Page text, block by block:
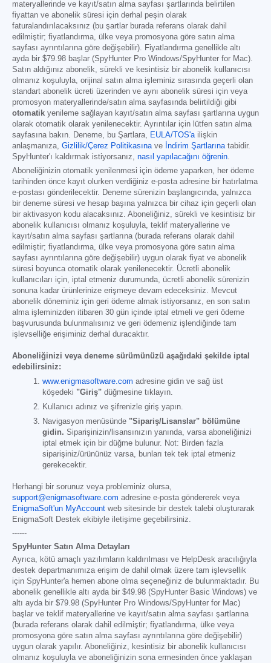
materyallerinde ve kayıt/satın alma sayfası şartlarında belirtilen
fiyattan ve abonelik süresi için derhal peşin olarak
faturalandırılacaksınız (bu şartlar burada referans olarak dahil
edilmiştir; fiyatlandırma, ülke veya promosyona göre satın alma
sayfası ayrıntılarına göre değişebilir). Fiyatlandırma genellikle altı
ayda bir $79.98 başlar (SpyHunter Pro Windows/SpyHunter for Mac).
Satın aldığınız abonelik, sürekli ve kesintisiz bir abonelik kullanıcısı
olmanız koşuluyla, orijinal satın alma işleminiz sırasında geçerli olan
standart abonelik ücreti üzerinden ve aynı abonelik süresi için veya
promosyon materyallerinde/satın alma sayfasında belirtildiği gibi
otomatik yenileme sağlayan kayıt/satın alma sayfası şartlarına uygun
olarak otomatik olarak yenilenecektir. Ayrıntılar için lütfen satın alma
sayfasına bakın. Deneme, bu Şartlara,
EULA/TOS'a ilişkin
anlaşmanıza, Gizlilik/Çerez Politikasına ve İndirim Şartlarına tabidir.
SpyHunter'ı kaldırmak istiyorsanız, nasıl yapılacağını öğrenin
Aboneliğinizin otomatik yenilenmesi için ödeme yaparken, her ödeme
tarihinden önce kayıt olurken verdiğiniz e-posta adresine bir hatırlatma
e-postası gönderilecektir. Deneme sürenizin başlangıcında, yalnızca
bir deneme süresi ve hesap başına yalnızca bir cihaz için geçerli olan
bir aktivasyon kodu alacaksınız. Aboneliğiniz, sürekli ve kesintisiz bir
abonelik kullanıcısı olmanız koşuluyla, teklif materyallerine ve
kayıt/satın alma sayfası şartlarına (burada referans olarak dahil
edilmiştir; fiyatlandırma, ülke veya promosyona göre satın alma
sayfası ayrıntılarına göre değişebilir) uygun olarak fiyat ve abonelik
süresi boyunca otomatik olarak yenilenecektir. Ücretli abonelik
kullanıcıları için, iptal etmeniz durumunda, ücretli abonelik sürenizin
sonuna kadar ürünlerinize erişmeye devam edeceksiniz. Mevcut
abonelik döneminiz için geri ödeme almak istiyorsanız, en son satın
alma işleminizden itibaren 30 gün içinde iptal etmeli ve geri ödeme
başvurusunda bulunmalısınız ve geri ödemeniz işlendiğinde tam
işlevselliğe erişiminiz derhal duracaktır.
Aboneliğinizi veya deneme sürümünüzü aşağıdaki şekilde iptal
edebilirsiniz:
www.enigmasoftware.com adresine gidin ve sağ üst
köşedeki "Giriş" düğmesine tıklayın.
Kullanıcı adınız ve şifrenizle giriş yapın.
Navigasyon menüsünde "Sipariş/Lisanslar" bölümüne
gidin. Siparişinizin/lisansınızın yanında, varsa aboneliğinizi
iptal etmek için bir düğme bulunur. Not: Birden fazla
siparişiniz/ürününüz varsa, bunları tek tek iptal etmeniz
gerekecektir.
Herhangi bir sorunuz veya probleminiz olursa,
support@enigmasoftware.com adresine e-posta göndererek veya
EnigmaSoft'un MyAccount web sitesinde bir destek talebi oluşturarak
EnigmaSoft Destek ekibiyle iletişime geçebilirsiniz.
------
SpyHunter Satın Alma Detayları
Ayrıca, kötü amaçlı yazılımların kaldırılması ve HelpDesk aracılığıyla
destek departmanımıza erişim de dahil olmak üzere tam işlevsellik
için SpyHunter'a hemen abone olma seçeneğiniz de bulunmaktadır. Bu
abonelik genellikle altı ayda bir $49.98 (SpyHunter Basic Windows) ve
altı ayda bir $79.98 (SpyHunter Pro Windows/SpyHunter for Mac)
başlar ve teklif materyallerine ve kayıt/satın alma sayfası şartlarına
(burada referans olarak dahil edilmiştir; fiyatlandırma, ülke veya
promosyona göre satın alma sayfası ayrıntılarına göre değişebilir)
uygun olarak yapılır. Aboneliğiniz, kesintisiz bir abonelik kullanıcısı
olmanız koşuluyla ve aboneliğinizin sona ermesinden önce yaklaşan